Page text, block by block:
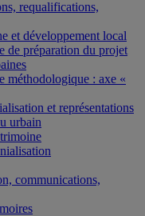
requalifications,
et développement local
de préparation du projet
méthodologique : axe «
et représentations
urbain
communications,